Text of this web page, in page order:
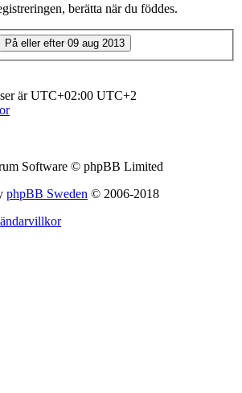
berätta när du föddes.
är UTC+02:00 UTC+2
Software © phpBB Limited
phpBB Sweden © 2006-2018